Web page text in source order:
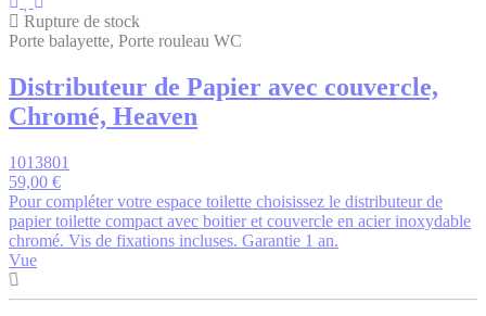
Rupture de stock
Porte balayette, Porte rouleau WC
Distributeur de Papier avec couvercle,
Chromé, Heaven
1013801
59,00 €
Pour compléter votre espace toilette choisissez le distributeur de
papier toilette compact avec boitier et couvercle en acier inoxydable
chromé. Vis de fixations incluses. Garantie 1 an.
Vue